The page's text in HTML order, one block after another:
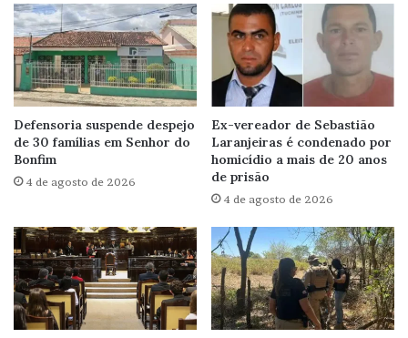
Defensoria suspende despejo
de 30 famílias em Senhor do
Bonfim
4 de agosto de 2026
Ex-vereador de Sebastião
Laranjeiras é condenado por
homicídio a mais de 20 anos
de prisão
4 de agosto de 2026